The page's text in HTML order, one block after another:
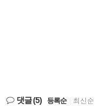
댓글(5) 등록순 최신순